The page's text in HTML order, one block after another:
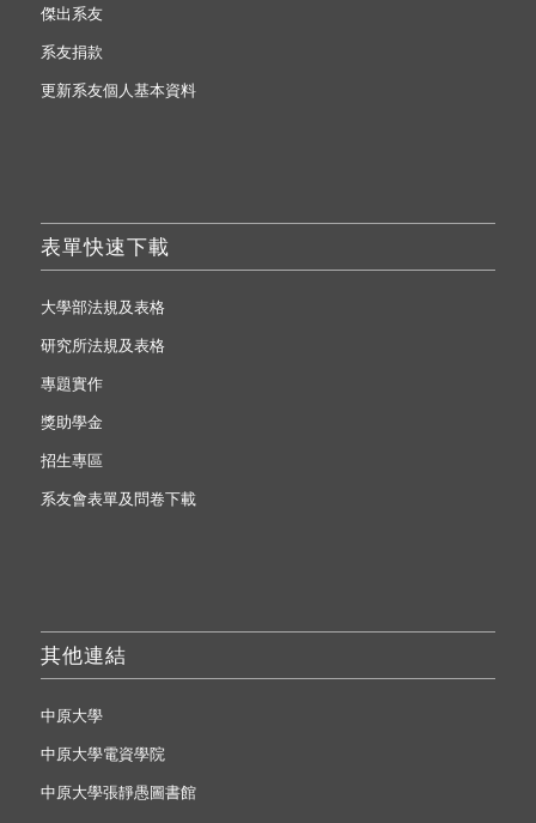
傑出系友
系友捐款
更新系友個人基本資料
表單快速下載
大學部法規及表格
研究所法規及表格
專題實作
獎助學金
招生專區
系友會表單及問卷下載
其他連結
中原大學
中原大學電資學院
中原大學張靜愚圖書館